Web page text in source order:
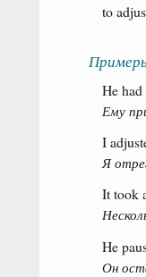
to
He
Ему
I
Я
It took
He
Он